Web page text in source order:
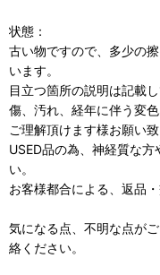
状態：
古い物ですので、多少の
います。
目立つ箇所の説明は記載
傷、汚れ、経年に伴う変
ご理解頂けます様お願い致
USED品の為、神経質な
い。
お客様都合による、返品
気になる点、不明な点が
絡ください。